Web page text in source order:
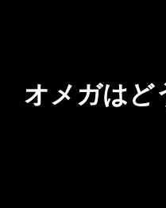
オメガはど